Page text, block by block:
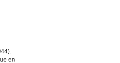
en